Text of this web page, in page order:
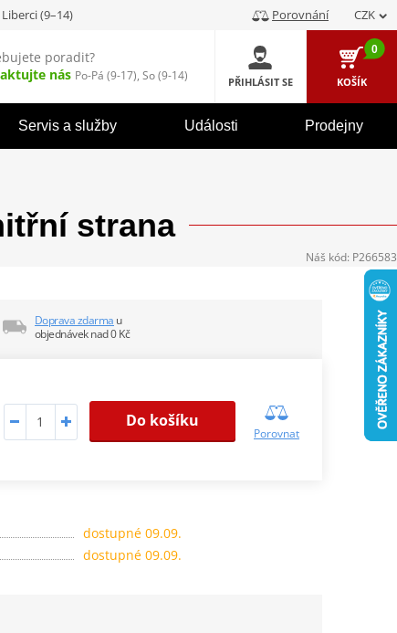
(9–14) Porovnání CZK
poradit?
nás Po-Pá (9-17), So (9-14) PŘIHLÁSIT SE
0
KOŠÍK
Servis a služby Události Prodejny
strana
Doprava zdarma u
objednávek nad 0 Kč
Do košíku
Porovnat
dostupné 09.09.
dostupné 09.09.
Náš kód: P266583